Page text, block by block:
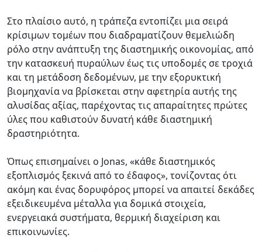
Στο πλαίσιο αυτό, η τράπεζα εντοπίζει μια σειρά
κρίσιμων τομέων που διαδραματίζουν θεμελιώδη
ρόλο στην ανάπτυξη της διαστημικής οικονομίας, από
την κατασκευή πυραύλων έως τις υποδομές σε τροχιά
και τη μετάδοση δεδομένων, με την εξορυκτική
βιομηχανία να βρίσκεται στην αφετηρία αυτής της
αλυσίδας αξίας, παρέχοντας τις απαραίτητες πρώτες
ύλες που καθιστούν δυνατή κάθε διαστημική
δραστηριότητα.
Όπως επισημαίνει ο Jonas, «κάθε διαστημικός
εξοπλισμός ξεκινά από το έδαφος», τονίζοντας ότι
ακόμη και ένας δορυφόρος μπορεί να απαιτεί δεκάδες
εξειδικευμένα μέταλλα για δομικά στοιχεία,
ενεργειακά συστήματα, θερμική διαχείριση και
επικοινωνίες.